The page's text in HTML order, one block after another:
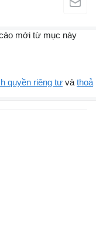
mới từ mục này
quyền riêng tư và thoả